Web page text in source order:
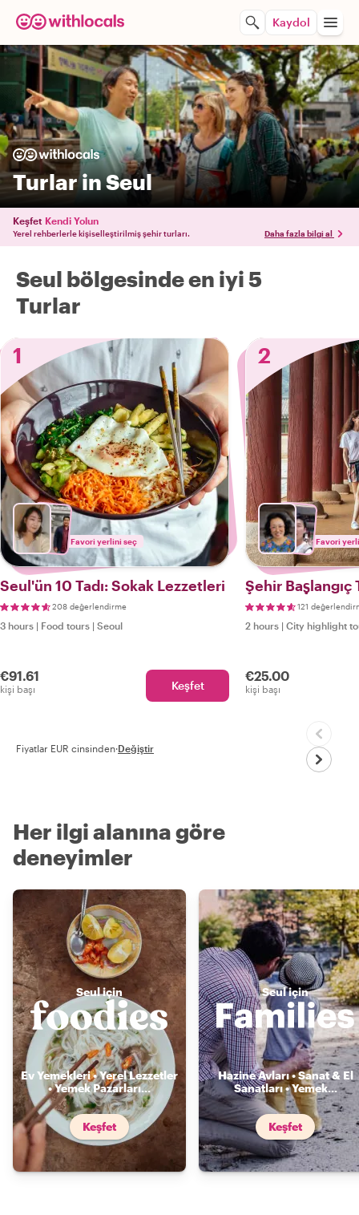
Kaydol
Turlar in Seul
Keşfet Kendi Yolun
Yerel rehberlerle kişiselleştirilmiş şehir turları. Daha fazla bilgi al
Seul bölgesinde en iyi 5
Turlar
1
Favori yerlini seç
Seul'ün 10 Tadı: Sokak Lezzetleri
208 değerlendirme
3 hours | Food tours | Seoul
€91.61
kişi başı Keşfet
2
Favori
Şehir Başlangıç
121
2 hours | City highlight
€25.00
kişi başı
Fiyatlar EUR cinsinden·Değiştir
Her ilgi alanına göre
deneyimler
Seul için
Ev Yemekleri • Yerel Lezzetler
• Yemek Pazarları...
Keşfet
Seul için
Hazine Avları • Sanat & El
Sanatları • Yemek...
Keşfet